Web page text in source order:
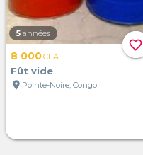
favorite_border
5 années
8 000CFA
Fût vide
location_on Pointe-Noire, Congo